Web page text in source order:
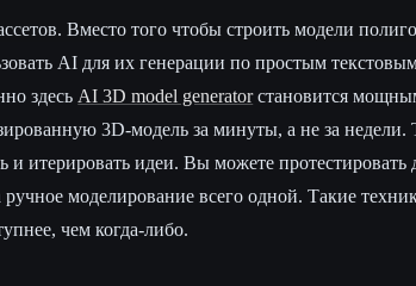
Вместо того чтобы строить модели
AI для их генерации по простым
здесь AI 3D model generatorстановится
3D-модель за минуты, а не за недели.
и итерировать идеи. Вы можете протестировать
моделирование всего одной. Такие
чем когда-либо.